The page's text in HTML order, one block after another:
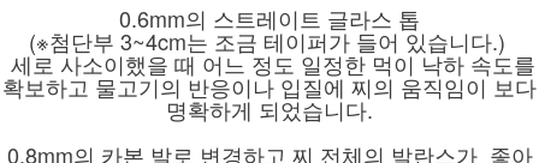
0.6mm의 스트레이트 글라스 톱
(※첨단부 3~4cm는 조금 테이퍼가 들어 있습니다.)
세로 사소이했을 때 어느 정도 일정한 먹이 낙하 속도를
확보하고 물고기의 반응이나 입질에 찌의 움직임이 보다
명확하게 되었습니다.
0.8mm의 카본 발로 변경하고 찌 전체의 발란스가 좋아